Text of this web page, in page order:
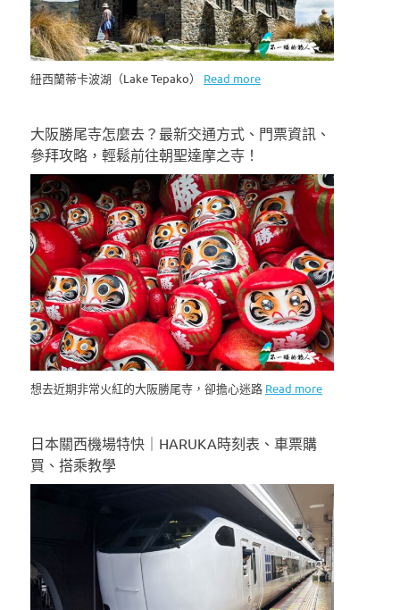
紐西蘭蒂卡波湖（Lake Tepako） Read more
大阪勝尾寺怎麼去？最新交通方式、門票資訊、
參拜攻略，輕鬆前往朝聖達摩之寺！
想去近期非常火紅的大阪勝尾寺，卻擔心迷路 Read more
日本關西機場特快｜HARUKA時刻表、車票購
買、搭乘教學